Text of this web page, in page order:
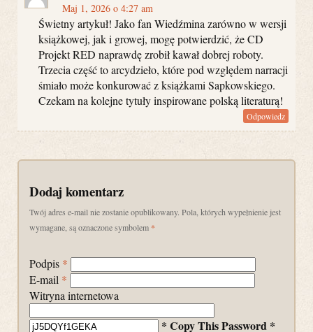
Maj 1, 2026 o 4:27 am
Świetny artykuł! Jako fan Wiedźmina zarówno w wersji
książkowej, jak i growej, mogę potwierdzić, że CD
Projekt RED naprawdę zrobił kawał dobrej roboty.
Trzecia część to arcydzieło, które pod względem narracji
śmiało może konkurować z książkami Sapkowskiego.
Czekam na kolejne tytuły inspirowane polską literaturą!
Odpowiedz
Dodaj komentarz
Twój adres e-mail nie zostanie opublikowany. Pola, których wypełnienie jest
wymagane, są oznaczone symbolem *
Podpis *
E-mail *
Witryna internetowa
* Copy This Password *